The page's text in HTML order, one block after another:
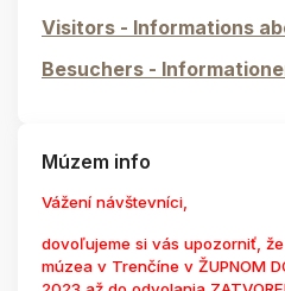
Visitors - Informations
Besuchers -
Múzem info
Vážení návštevníci,
dovoľujeme si vás upozorniť,
múzea v Trenčíne v ŽUPNOM